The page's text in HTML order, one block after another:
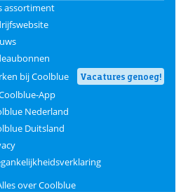
assortiment
bij Coolblue
Vacatures genoeg!
App
Nederland
Duitsland
over Coolblue